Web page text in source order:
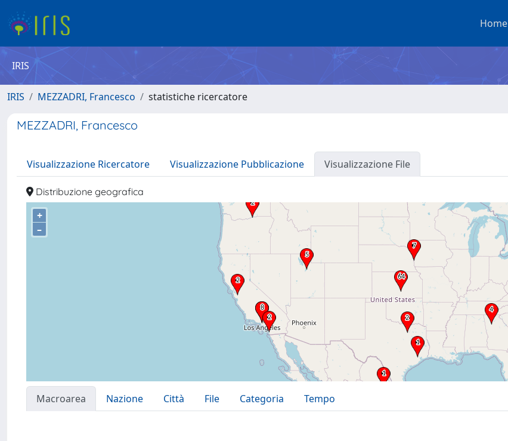
Home
IRIS
IRIS MEZZADRI, Francesco statistiche ricercatore
MEZZADRI, Francesco
Visualizzazione Ricercatore Visualizzazione Pubblicazione Visualizzazione File
Distribuzione geografica
+
–
Macroarea Nazione Città File Categoria
Tempo